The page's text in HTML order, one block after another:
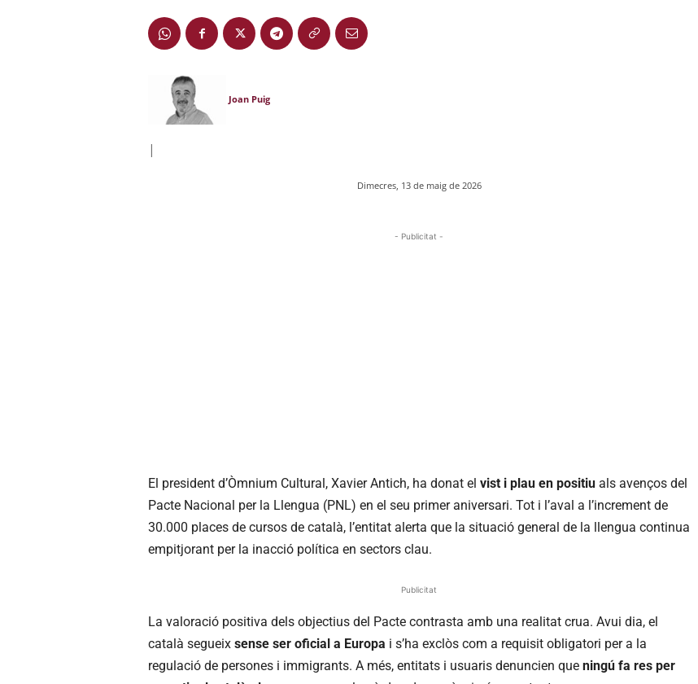
Joan Puig
|
Dimecres, 13 de maig de 2026
- Publicitat -
El president d’Òmnium Cultural, Xavier Antich, ha donat el vist i plau en positiu als avenços del
Pacte Nacional per la Llengua (PNL) en el seu primer aniversari. Tot i l’aval a l’increment de
30.000 places de cursos de català, l’entitat alerta que la situació general de la llengua continua
empitjorant per la inacció política en sectors clau.
Publicitat
La valoració positiva dels objectius del Pacte contrasta amb una realitat crua. Avui dia, el
català segueix sense ser oficial a Europa i s’ha exclòs com a requisit obligatori per a la
regulació de persones i immigrants. A més, entitats i usuaris denuncien que ningú fa res per